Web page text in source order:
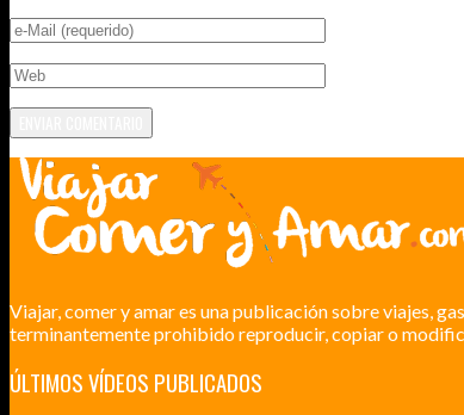
Viajar, comer y amar es una publicación sobre viajes,
terminantemente prohibido reproducir, copiar o
ÚLTIMOS VÍDEOS PUBLICADOS